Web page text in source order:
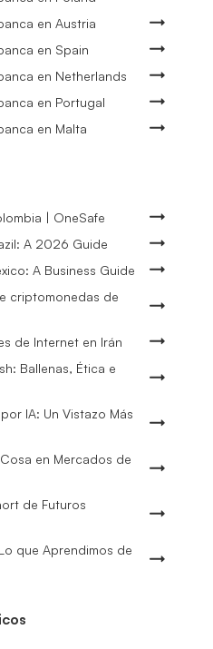
en Austria
en Spain
en Netherlands
en Portugal
en Malta
| OneSafe
A 2026 Guide
A Business Guide
criptomonedas de
de Internet en Irán
Ballenas, Ética e
IA: Un Vistazo Más
en Mercados de
de Futuros
que Aprendimos de